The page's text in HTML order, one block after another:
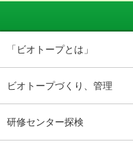
「ビオトープとは」
ビオトープづくり、管理
研修センター探検